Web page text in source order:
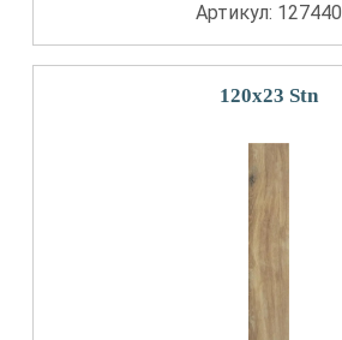
Артикул: 127440
120x23 Stn